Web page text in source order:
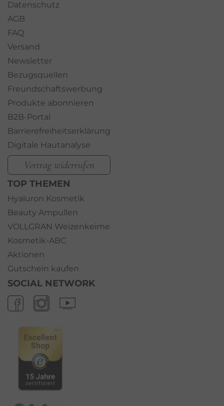
Datenschutz
AGB
FAQ
Versand
Newsletter
Bezugsquellen
Freundschaftswerbung
Produkte abonnieren
B2B-Portal
Barrierefreiheitserklärung
Digitale Hautanalyse
Vertrag widerrufen
TOP THEMEN
Hyaluron Kosmetik
Beauty Ampullen
VOLLGRAN Weizenkeime
Kosmetik-ABC
Aktionen
Gutschein kaufen
SOCIAL NETWORK